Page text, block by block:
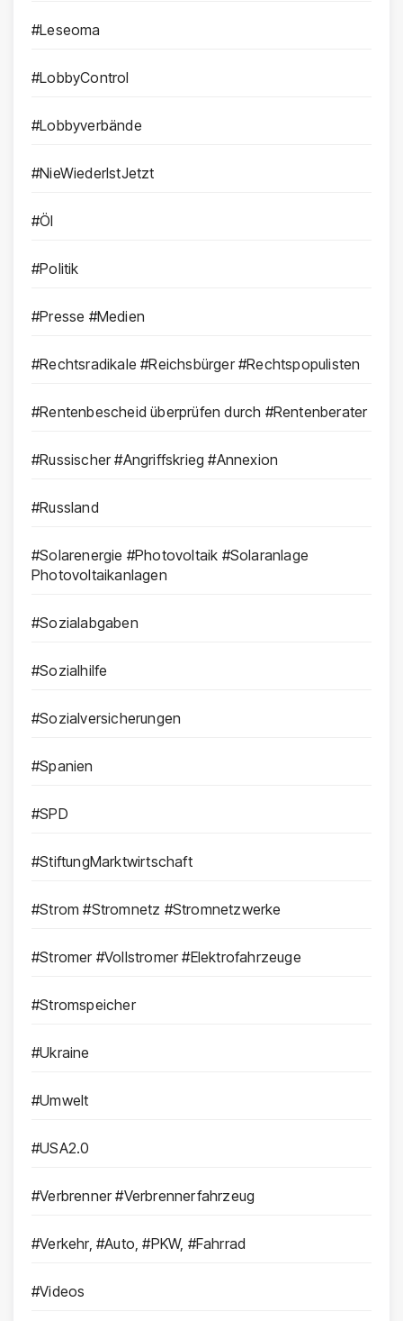
#Leseoma
#LobbyControl
#Lobbyverbände
#NieWiederIstJetzt
#Öl
#Politik
#Presse #Medien
#Rechtsradikale #Reichsbürger #Rechtspopulisten
#Rentenbescheid überprüfen durch #Rentenberater
#Russischer #Angriffskrieg #Annexion
#Russland
#Solarenergie #Photovoltaik #Solaranlage
Photovoltaikanlagen
#Sozialabgaben
#Sozialhilfe
#Sozialversicherungen
#Spanien
#SPD
#StiftungMarktwirtschaft
#Strom #Stromnetz #Stromnetzwerke
#Stromer #Vollstromer #Elektrofahrzeuge
#Stromspeicher
#Ukraine
#Umwelt
#USA2.0
#Verbrenner #Verbrennerfahrzeug
#Verkehr, #Auto, #PKW, #Fahrrad
#Videos